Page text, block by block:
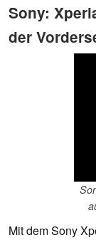
Sony:
der
Mit dem Sony